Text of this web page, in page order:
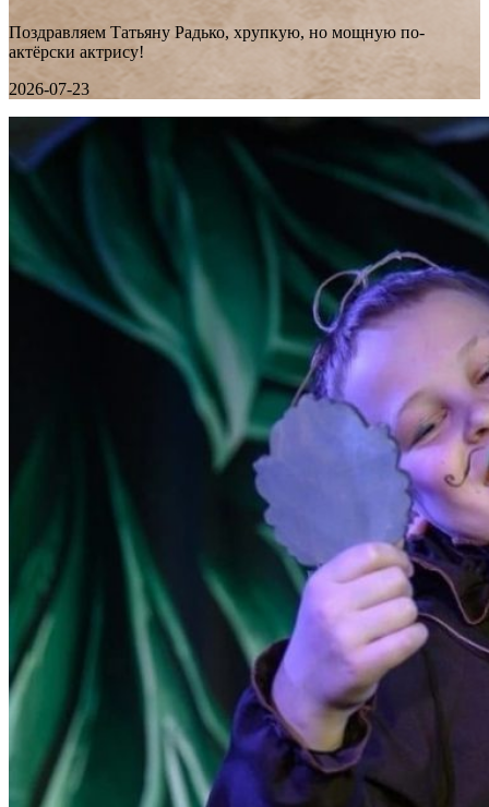
Поздравляем Татьяну Радько, хрупкую, но мощную по-
актёрски актрису!
2026-07-23